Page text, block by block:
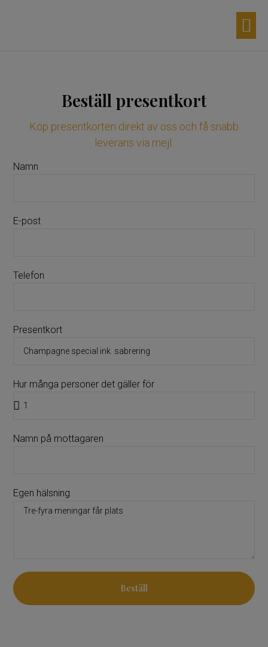
Beställ presentkort
Köp presentkorten direkt av oss och få snabb
leverans via mejl.
Namn
E-post
Telefon
Presentkort
Hur många personer det gäller för
Namn på mottagaren
Egen hälsning
Beställ